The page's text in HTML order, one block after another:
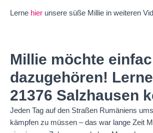
Lerne hier unsere süße Millie in weiteren
Millie möchte
dazugehören!
21376 Salzhausen
Jeden Tag auf den Straßen Rumäniens
kämpfen zu müssen – das war lange Zeit